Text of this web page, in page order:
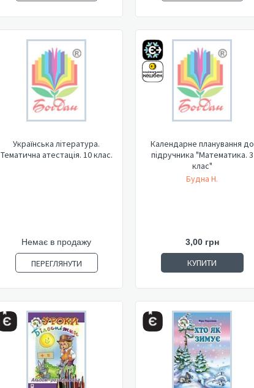
Українська література.
Тематична атестація. 10 клас.
Немає в продажу
ПЕРЕГЛЯНУТИ
Календарне планування до
підручника "Математика. 3
клас"
Будна Н.
3,00 грн
КУПИТИ